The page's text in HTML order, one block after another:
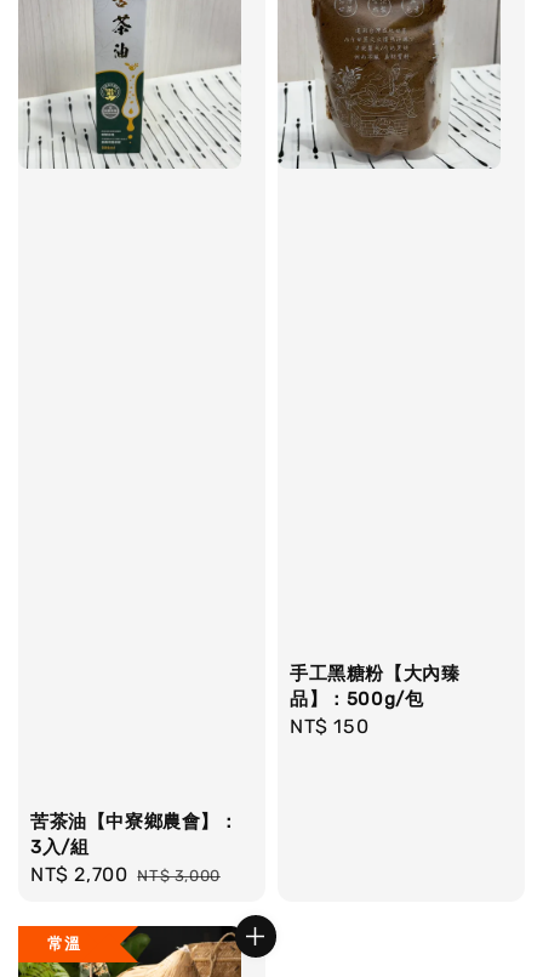
苦茶油【中寮鄉農會】：
3入/組
Sale
NT$ 2,700 Regular
NT$ 3,000
手工黑糖粉【大內臻
品】：500g/包
Regular
NT$ 150
常溫